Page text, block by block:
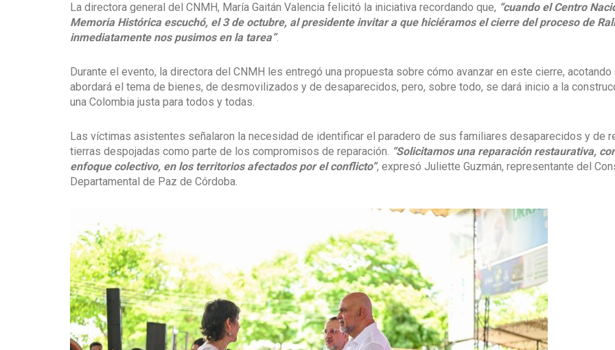
La directora general del CNMH, María Gaitán Valencia felicitó la iniciativa recordando que, “cuando el Centro
Memoria Histórica escuchó, el 3 de octubre, al presidente invitar a que hiciéramos el cierre del proceso de
inmediatamente nos pusimos en la tarea”.
Durante el evento, la directora del CNMH les entregó una propuesta sobre cómo avanzar en este cierre, acotando
abordará el tema de bienes, de desmovilizados y de desaparecidos, pero, sobre todo, se dará inicio a la
una Colombia justa para todos y todas.
Las víctimas asistentes señalaron la necesidad de identificar el paradero de sus familiares desaparecidos y de
tierras despojadas como parte de los compromisos de reparación. “Solicitamos una reparación restaurativa,
enfoque colectivo, en los territorios afectados por el conflicto”, expresó Juliette Guzmán, representante del
Departamental de Paz de Córdoba.